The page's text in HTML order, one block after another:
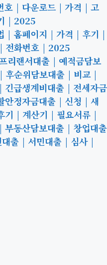
호 | 다운로드 | 가격 | 고
| 2025
| 홈페이지 | 가격 | 후기 |
전화번호 | 2025
리랜서대출 | 예적금담보
순위담보대출 | 비교 |
급생계비대출 | 전세자금
안정자금대출 | 신청 | 새
기 | 계산기 | 필요서류 |
동산담보대출 | 창업대출
출 | 서민대출 | 심사 |